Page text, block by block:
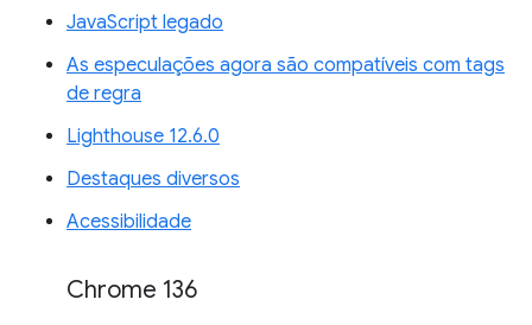
JavaScript legado
As especulações agora são compatíveis com tags
de regra
Lighthouse 12.6.0
Destaques diversos
Acessibilidade
Chrome 136